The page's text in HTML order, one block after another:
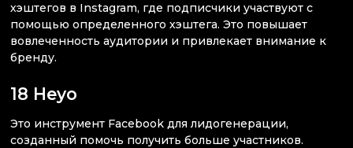
хэштегов в Instagram, где подписчики участвуют с
помощью определенного хэштега. Это повышает
вовлеченность аудитории и привлекает внимание к
бренду.
18 Heyo
Это инструмент Facebook для лидогенерации,
созданный помочь получить больше участников.